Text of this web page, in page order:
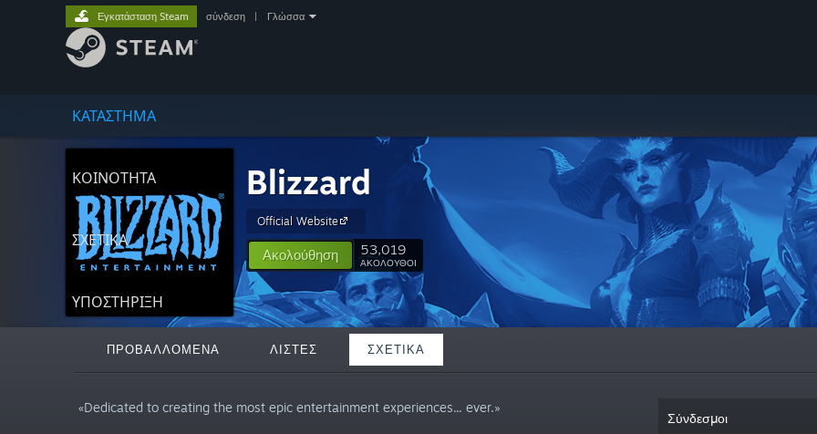
ΚΑΤΑΣΤΗΜΑ
ΚΟΙΝΟΤΗΤΑ
ΣΧΕΤΙΚΆ
ΥΠΟΣΤΗΡΙΞΗ
Εγκατάσταση Steam σύνδεση Γλώσσα
Blizzard
Official Website
Ακολούθηση 53,019
ΑΚΟΛΟΥΘΟΙ
ΠΡΟΒΑΛΛΌΜΕΝΑ ΛΊΣΤΕΣ ΣΧΕΤΙΚΆ
«Dedicated to creating the most epic entertainment experiences... ever.»
Σύνδεσμοι